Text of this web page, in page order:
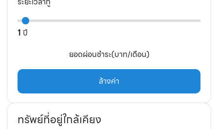
1 ปี
ยอดผ่อนชำระ(บาท/เดือน)
ล้างค่า
ทรัพย์ที่อยู่ใกล้เคียง